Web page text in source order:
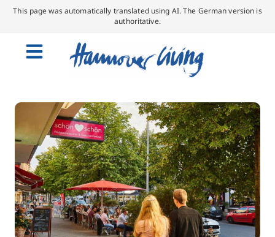
This page was automatically translated using AI. The German version is
authoritative.